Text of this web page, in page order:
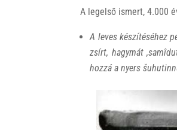
A legelső ismert, 4.000
A leves készítéséhez
zsírt, hagymát
hozzá a nyers